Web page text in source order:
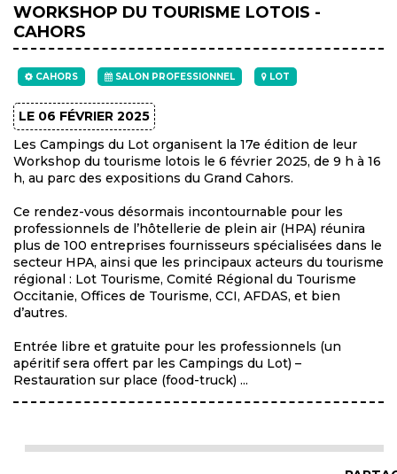
WORKSHOP DU TOURISME LOTOIS -
CAHORS
CAHORS SALON PROFESSIONNEL LOT
LE 06 FÉVRIER 2025
Les Campings du Lot organisent la 17e édition de leur
Workshop du tourisme lotois le 6 février 2025, de 9 h à 16
h, au parc des expositions du Grand Cahors.
Ce rendez-vous désormais incontournable pour les
professionnels de l’hôtellerie de plein air (HPA) réunira
plus de 100 entreprises fournisseurs spécialisées dans le
secteur HPA, ainsi que les principaux acteurs du tourisme
régional : Lot Tourisme, Comité Régional du Tourisme
Occitanie, Offices de Tourisme, CCI, AFDAS, et bien
d’autres.
Entrée libre et gratuite pour les professionnels (un
apéritif sera offert par les Campings du Lot) –
Restauration sur place (food-truck) ...